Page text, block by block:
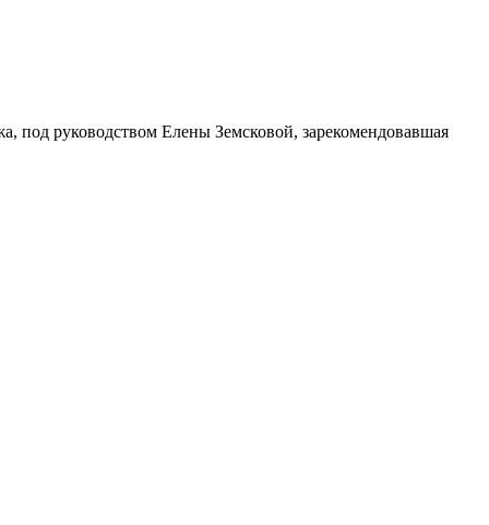
руководством Елены Земсковой, зарекомендовавшая